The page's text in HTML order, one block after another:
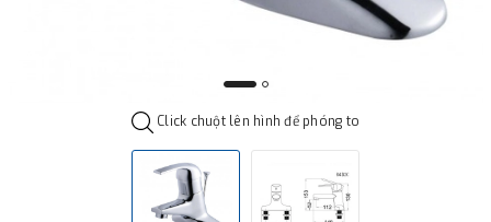
Click chuột lên hình để phóng to